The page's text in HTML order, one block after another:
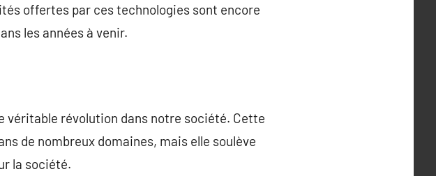
offertes par ces technologies sont encore
les années à venir.
véritable révolution dans notre société. Cette
de nombreux domaines, mais elle soulève
la société.